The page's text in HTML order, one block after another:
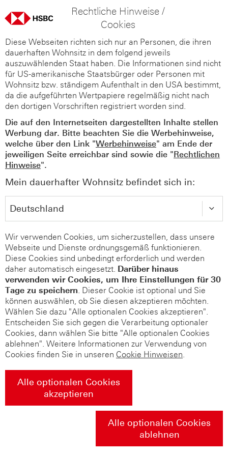
Rechtliche Hinweise /
Cookies
Diese Webseiten richten sich nur an Personen, die ihren
dauerhaften Wohnsitz in dem folgend jeweils
auszuwählenden Staat haben. Die Informationen sind nicht
für US-amerikanische Staatsbürger oder Personen mit
Wohnsitz bzw. ständigem Aufenthalt in den USA bestimmt,
da die aufgeführten Wertpapiere regelmäßig nicht nach
den dortigen Vorschriften registriert worden sind.
Die auf den Internetseiten dargestellten Inhalte stellen
Werbung dar. Bitte beachten Sie die Werbehinweise,
welche über den Link "Werbehinweise" am Ende der
jeweiligen Seite erreichbar sind sowie die "Rechtlichen
Hinweise".
Mein dauerhafter Wohnsitz befindet sich in:
Wir verwenden Cookies, um sicherzustellen, dass unsere
Webseite und Dienste ordnungsgemäß funktionieren.
Diese Cookies sind unbedingt erforderlich und werden
daher automatisch eingesetzt. Darüber hinaus
verwenden wir Cookies, um Ihre Einstellungen für 30
Tage zu speichern. Dieser Cookie ist optional und Sie
können auswählen, ob Sie diesen akzeptieren möchten.
Wählen Sie dazu "Alle optionalen Cookies akzeptieren".
Entscheiden Sie sich gegen die Verarbeitung optionaler
Cookies, dann wählen Sie bitte "Alle optionalen Cookies
ablehnen". Weitere Informationen zur Verwendung von
Cookies finden Sie in unseren Cookie Hinweisen.
Alle optionalen Cookies
akzeptieren
Alle optionalen Cookies
ablehnen